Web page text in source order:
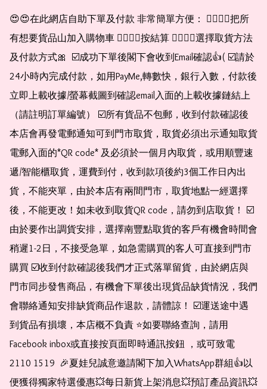
😍😍在此網店自助下單及付款 非常簡單方便： 👉🏻👉🏻把所
有想要貨品山加入購物車 👉🏻👉🏻按結算 👉🏻👉🏻選擇取貨方法
及付款方式🎀  ☑️成功下單後閣下會收到Email確認👍( ☑️請於
24小時內完成付款，如用PayMe,轉數快，銀行入數，付款後
立即上載收據/螢幕截圖到確認email入面的上載收據鏈結上
（請註明訂單編號） ☑️所有貨品不包郵，收到付款確認後
本店會再發電郵通知可到門市取貨，取貨必須出示通知取貨
電郵入面的*QR code* 及必須於一個月內取貨，或用順豐速
遞/智能櫃取貨，運費到付，收到款項後約3個工作日內出
貨，不能夾單，由於本店有兩間門市，取貨地點一經選擇
後，不能更改！如未收到取貨QR code，請勿到店取貨！ ☑️
由於要作出調貨安排，選擇南豐點取貨的客戶有機會時間會
稍遲1-2日，不接受急單，如急需購買的客人可直接到門市
購買 ☑️收到付款確認後我們才正式落單留貨，由於網店與
門市同步發售商品，有機會下單後出現貨品缺貨情況，我們
會聯絡通知安排缺貨商品作退款，請體諒！ ☑️運送途中遇
到貨品有損壞，本店概不負責 ⭐️如要聯絡查詢，請用
Facebook inbox或直接按頁面即時通訊按鈕 ，或可致電
2110 1519  🎉夏娃兒誠意邀請閣下加入WhatsApp群組👍以
便獲得獨家特選優惠💥每日新貨上架消息💥預訂產品資訊💥